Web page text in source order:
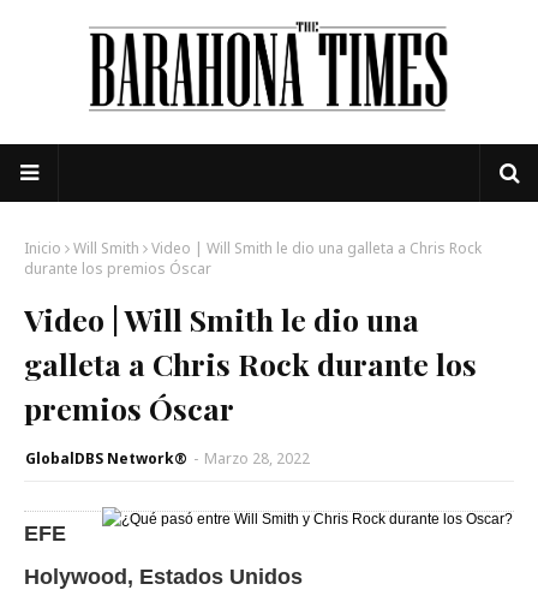
Inicio Will Smith
Video | Will Smith le dio una galleta a Chris Rock
durante los premios Óscar
Video | Will Smith le dio una
galleta a Chris Rock durante los
premios Óscar
GlobalDBS Network® - Marzo 28, 2022
EFE
Holywood, Estados Unidos